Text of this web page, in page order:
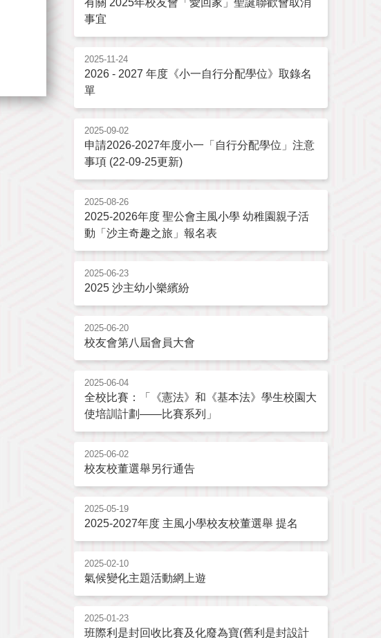
有關 2025年校友會「愛回家」聖誕聯歡會取消
事宜
2025-11-24
2026 - 2027 年度《小一自行分配學位》取錄名
單
2025-09-02
申請2026-2027年度小一「自行分配學位」注意
事項 (22-09-25更新)
2025-08-26
2025-2026年度 聖公會主風小學 幼稚園親子活
動「沙主奇趣之旅」報名表
2025-06-23
2025 沙主幼小樂繽紛
2025-06-20
校友會第八屆會員大會
2025-06-04
全校比賽：「《憲法》和《基本法》學生校園大
使培訓計劃——比賽系列」
2025-06-02
校友校董選舉另行通告
2025-05-19
2025-2027年度 主風小學校友校董選舉 提名
2025-02-10
氣候變化主題活動網上遊
2025-01-23
班際利是封回收比賽及化廢為寶(舊利是封設計